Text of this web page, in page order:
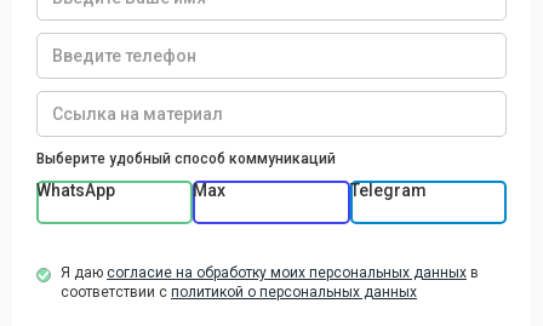
Выберите удобный способ коммуникаций
WhatsApp Max Telegram
Я даю согласие на обработку моих персональных данных в
соответствии с политикой о персональных данных